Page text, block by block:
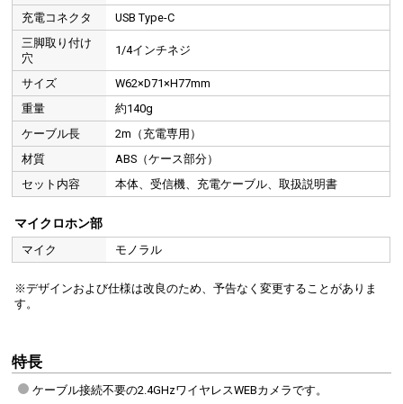
充電コネクタ
USB Type-C
三脚取り付け
穴
1/4インチネジ
サイズ
W62×D71×H77mm
重量
約140g
ケーブル長
2m（充電専用）
材質
ABS（ケース部分）
セット内容
本体、受信機、充電ケーブル、取扱説明書
マイクロホン部
マイク モノラル
※デザインおよび仕様は改良のため、予告なく変更することがありま
す。
特長
ケーブル接続不要の2.4GHzワイヤレスWEBカメラです。